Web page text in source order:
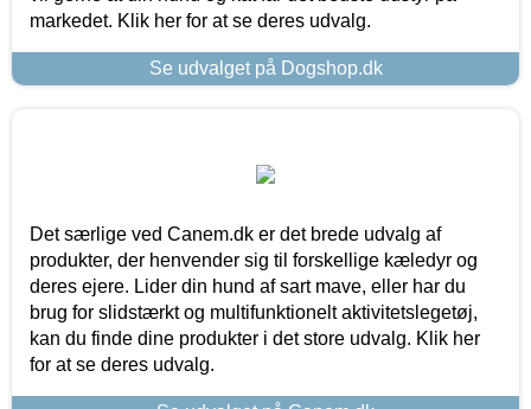
markedet. Klik her for at se deres udvalg.
Se udvalget på Dogshop.dk
Det særlige ved Canem.dk er det brede udvalg af
produkter, der henvender sig til forskellige kæledyr og
deres ejere. Lider din hund af sart mave, eller har du
brug for slidstærkt og multifunktionelt aktivitetslegetøj,
kan du finde dine produkter i det store udvalg. Klik her
for at se deres udvalg.